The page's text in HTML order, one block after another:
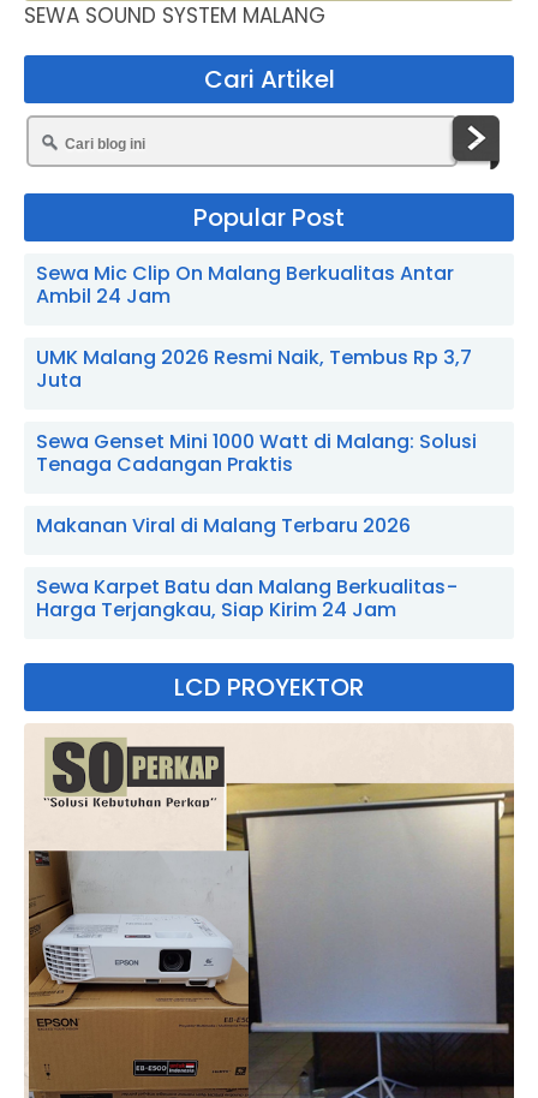
SEWA SOUND SYSTEM MALANG
Cari Artikel
Popular Post
Sewa Mic Clip On Malang Berkualitas Antar
Ambil 24 Jam
UMK Malang 2026 Resmi Naik, Tembus Rp 3,7
Juta
Sewa Genset Mini 1000 Watt di Malang: Solusi
Tenaga Cadangan Praktis
Makanan Viral di Malang Terbaru 2026
Sewa Karpet Batu dan Malang Berkualitas -
Harga Terjangkau, Siap Kirim 24 Jam
LCD PROYEKTOR